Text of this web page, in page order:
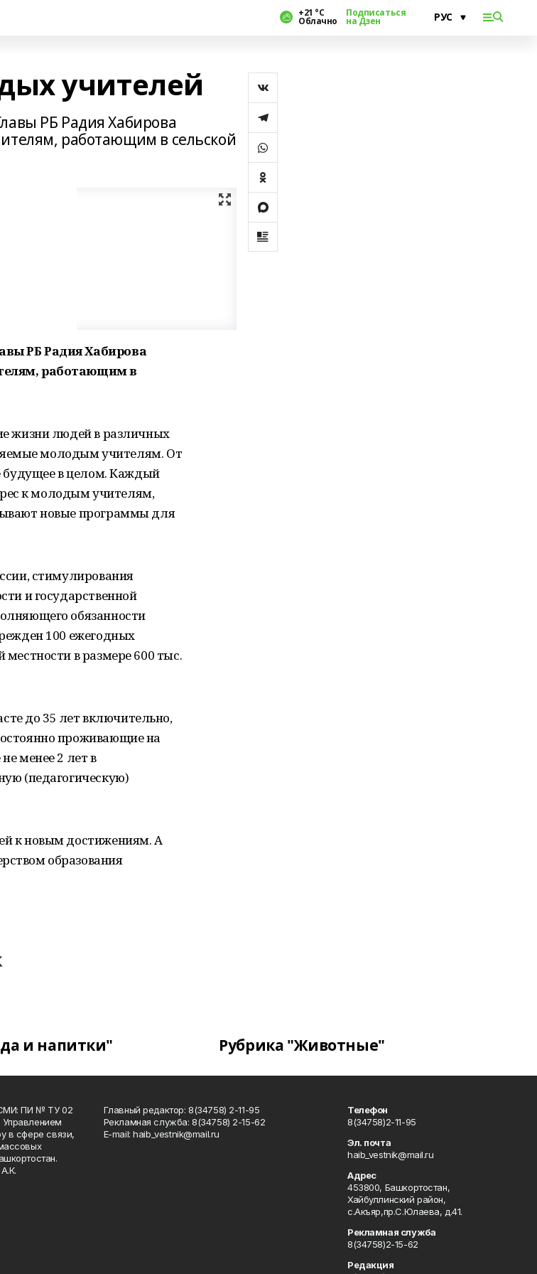
+21 °С
Облачно
Подписаться
на Дзен
учителей
РБ Радия Хабирова
работающим в сельской
РБ Радия Хабирова
работающим в
жизни людей в различных
молодым учителям. От
будущее в целом. Каждый
к молодым учителям,
новые программы для
стимулирования
и государственной
обязанности
100 ежегодных
в размере 600 тыс.
до 35 лет включительно,
проживающие на
менее 2 лет в
(педагогическую)
к новым достижениям. А
образования
и напитки" Рубрика "Животные"
СМИ: ПИ № ТУ 02
Управлением
в сфере связи,
Главный редактор: 8(34758) 2-11-95
Рекламная служба: 8(34758) 2-15-62
Е-mаil: haib_vestnik@mail.ru
Телефон
8(34758)2-11-95
Эл. почта
haib_vestnik@mail.ru
Адрес
453800, Башкортостан,
Хайбуллинский район,
с.Акъяр,пр.С.Юлаева, д.41.
Рекламная служба
8(34758)2-15-62
Редакция